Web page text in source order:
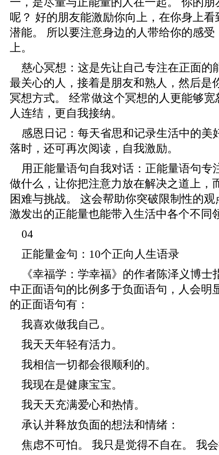
呢？ 好的朋友能激励你向上，在你身上
潜能。 所以要注意身边的人带给你的感
上。
慈心冥想：这是先让自己专注在正面的
最关心的人，接着是朋友和熟人，然后是
冥想方式。 经常做这个冥想的人更能够
人连结，更自我接纳。
感恩日记：每天省思和记录生活中的美
落时，还可再次阅读，自我激励。
用正能量语句自我对话：正能量语句专
做什么，让你把注意力放在解决之道上，
困难与挑战。 这会帮助你突破限制性的
激发出的正能量也能带入生活中各个不同
04
正能量金句：10个正向人生语录
《幸福学：学幸福》的作者陈泽义博
中正面语句的比例多于负面语句，人会明
的正面语句有：
我喜欢做我自己。
我天天年轻有活力。
我相信一切都会很顺利的。
我现在是健康宝宝。
我天天充满爱心和热情。
承认并释放负面的想法和情绪：
焦虑不可怕。 我只是觉得不自在。 我